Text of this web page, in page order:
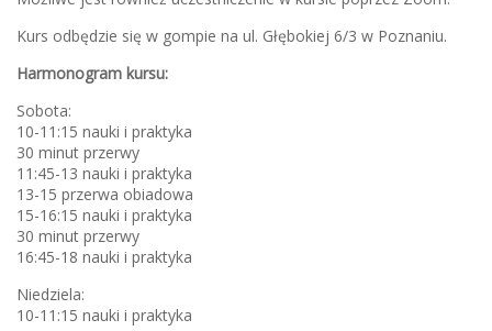
Kurs odbędzie się w gompie na ul. Głębokiej 6/3 w Poznaniu.
Harmonogram kursu:
Sobota:
10-11:15 nauki i praktyka
30 minut przerwy
11:45-13 nauki i praktyka
13-15 przerwa obiadowa
15-16:15 nauki i praktyka
30 minut przerwy
16:45-18 nauki i praktyka
Niedziela:
10-11:15 nauki i praktyka